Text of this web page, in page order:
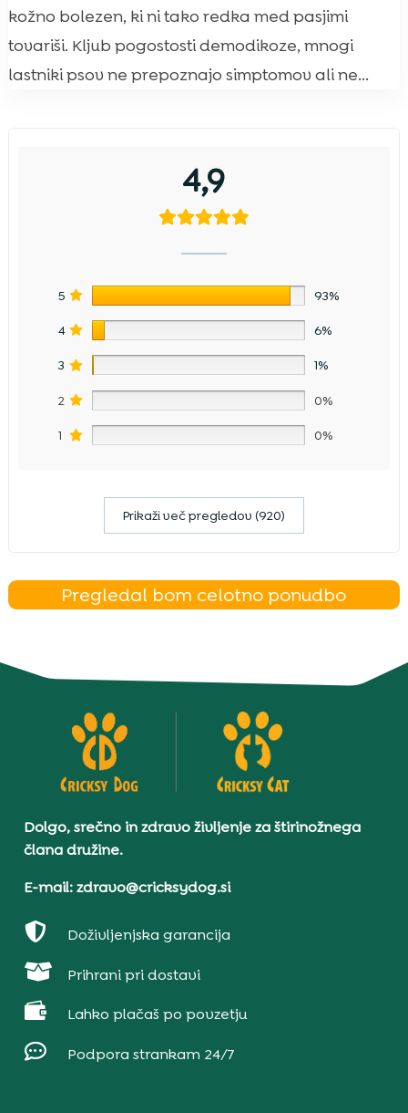
kožno bolezen, ki ni tako redka med pasjimi
tovariši. Kljub pogostosti demodikoze, mnogi
lastniki psov ne prepoznajo simptomov ali ne...
4,9
5 93%
4 6%
3 1%
2 0%
1 0%
Prikaži več pregledov (920)
Pregledal bom celotno ponudbo
Dolgo, srečno in zdravo življenje za štirinožnega
člana družine.
E-mail: zdravo@cricksydog.si
 Doživljenjska garancija
 Prihrani pri dostavi
 Lahko plačaš po povzetju
 Podpora strankam 24/7